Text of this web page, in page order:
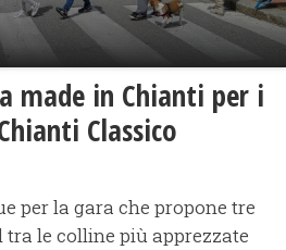
made in Chianti per i
Classico
per la gara che propone tre
le colline più apprezzate